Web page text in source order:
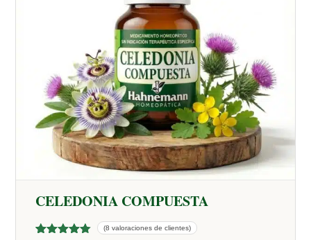
CELEDONIA COMPUESTA
(8 valoraciones de clientes)